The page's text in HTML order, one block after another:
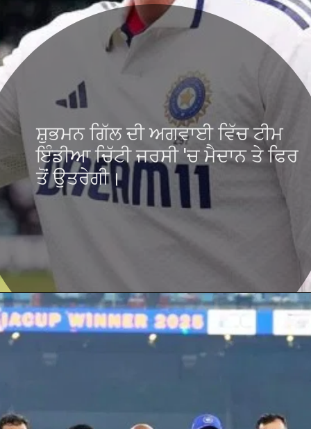
ਸ਼ੁਭਮਨ ਗਿੱਲ ਦੀ ਅਗਵਾਈ ਵਿੱਚ ਟੀਮ
ਇੰਡੀਆ ਚਿੱਟੀ ਜਰਸੀ 'ਚ ਮੈਦਾਨ ਤੇ ਫਿਰ
ਤੋਂ ਉਤਰੇਗੀ।